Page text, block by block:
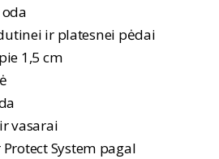
ir platesnei pėdai
1,5 cm
vasarai
System pagal